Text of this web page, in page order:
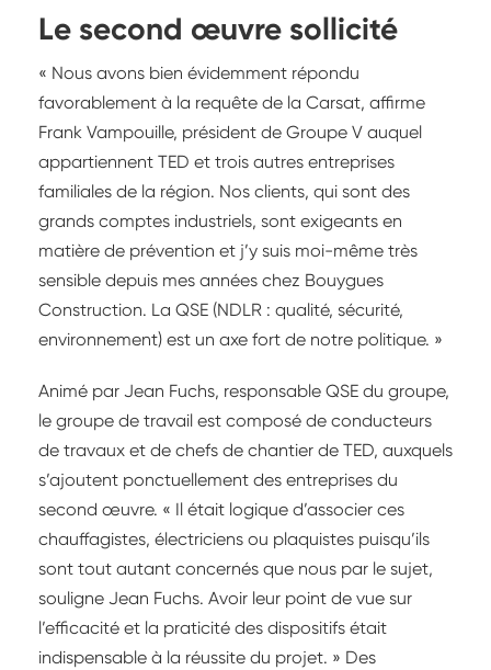
Le second œuvre sollicité
« Nous avons bien évidemment répondu
favorablement à la requête de la Carsat, affirme
Frank Vampouille, président de Groupe V auquel
appartiennent TED et trois autres entreprises
familiales de la région. Nos clients, qui sont des
grands comptes industriels, sont exigeants en
matière de prévention et j’y suis moi-même très
sensible depuis mes années chez Bouygues
Construction. La QSE (NDLR : qualité, sécurité,
environnement) est un axe fort de notre politique. »
Animé par Jean Fuchs, responsable QSE du groupe,
le groupe de travail est composé de conducteurs
de travaux et de chefs de chantier de TED, auxquels
s’ajoutent ponctuellement des entreprises du
second œuvre. « Il était logique d’associer ces
chauffagistes, électriciens ou plaquistes puisqu’ils
sont tout autant concernés que nous par le sujet,
souligne Jean Fuchs. Avoir leur point de vue sur
l’efficacité et la praticité des dispositifs était
indispensable à la réussite du projet. » Des